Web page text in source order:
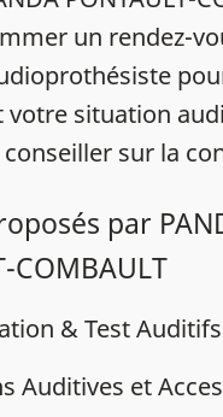
un rendez-
votre situation
sur la
par
COMBAULT
& Test Auditifs
Auditives et